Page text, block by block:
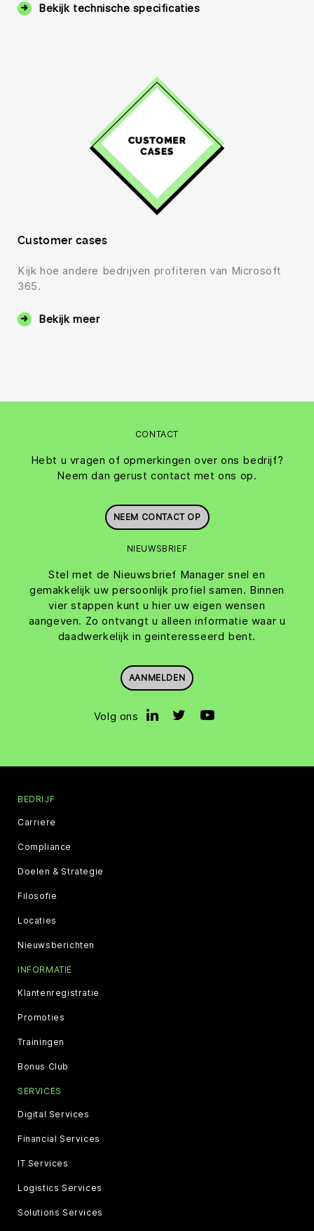
Bekijk technische specificaties
Customer cases
Kijk hoe andere bedrijven profiteren van Microsoft
365.
Bekijk meer
CONTACT
Hebt u vragen of opmerkingen over ons bedrijf?
Neem dan gerust contact met ons op.
NEEM CONTACT OP
NIEUWSBRIEF
Stel met de Nieuwsbrief Manager snel en
gemakkelijk uw persoonlijk profiel samen. Binnen
vier stappen kunt u hier uw eigen wensen
aangeven. Zo ontvangt u alleen informatie waar u
daadwerkelijk in geinteresseerd bent.
AANMELDEN
Volg ons
BEDRIJF
Carriere
Compliance
Doelen & Strategie
Filosofie
Locaties
Nieuwsberichten
INFORMATIE
Klantenregistratie
Promoties
Trainingen
Bonus Club
SERVICES
Digital Services
Financial Services
IT Services
Logistics Services
Solutions Services